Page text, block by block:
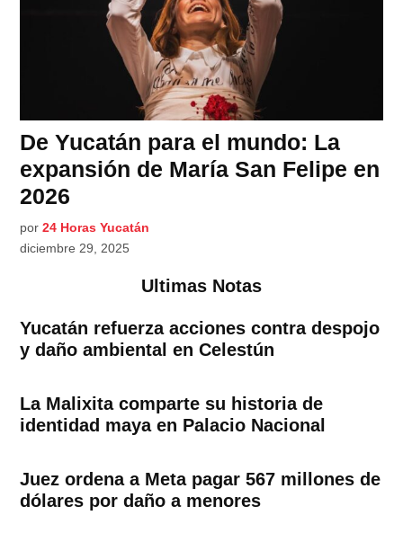
De Yucatán para el mundo: La
expansión de María San Felipe en
2026
por 24 Horas Yucatán
diciembre 29, 2025
Ultimas Notas
Yucatán refuerza acciones contra despojo
y daño ambiental en Celestún
La Malixita comparte su historia de
identidad maya en Palacio Nacional
Juez ordena a Meta pagar 567 millones de
dólares por daño a menores